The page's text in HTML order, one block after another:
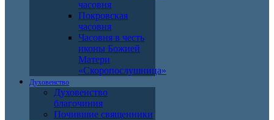
часовня
Покровская
часовня
Часовня в честь
иконы Божией
Матери
«Скоропослушница»
Духовенство
Духовенство
благочиния
Почившие священники